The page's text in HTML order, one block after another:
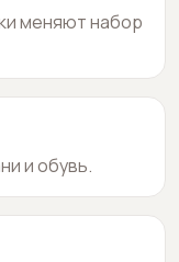
меняют набор
и обувь.